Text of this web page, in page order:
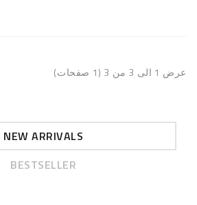
عرض 1 الى 3 من 3 (1 صفحات)
NEW ARRIVALS
BESTSELLER